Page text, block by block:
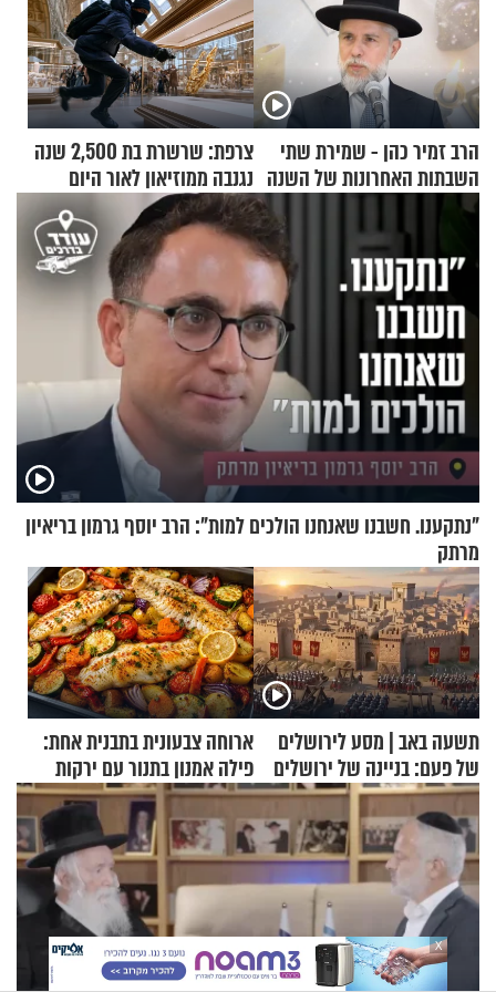
הרב זמיר כהן - שמירת שתי
השבתות האחרונות של השנה
צרפת: שרשרת בת 2,500 שנה
נגנבה ממוזיאון לאור היום
"נתקענו. חשבנו שאנחנו הולכים למות": הרב יוסף גרמון בריאיון
מרתק
תשעה באב | מסע לירושלים
של פעם: בניינה של ירושלים
ארוחה צבעונית בתבנית אחת:
פילה אמנון בתנור עם ירקות
X